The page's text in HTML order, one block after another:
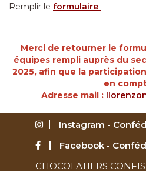
Remplir le formulaire
Merci de retourner le
équipes rempli auprès du
2025, afin que la
en
Adresse mail :
Instagram -
Facebook -
CHOCOLATIERS